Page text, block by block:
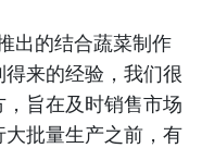
出的结合蔬菜制作
来的经验，我们很
旨在及时销售市场
批量生产之前，有